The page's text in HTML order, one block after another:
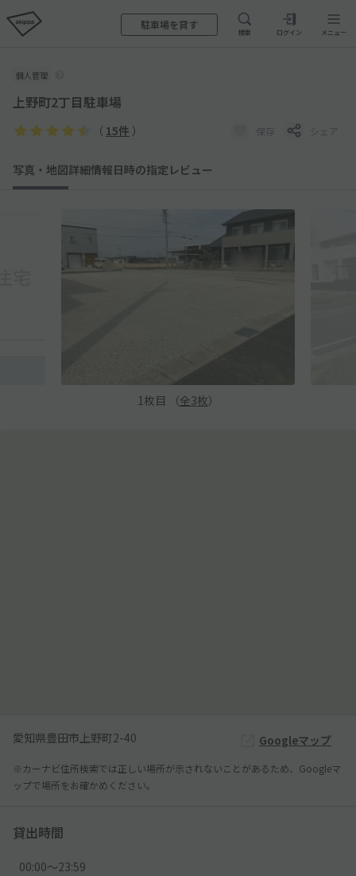
駐車場を貸す
検索 ログイン メニュー
個人管理
上野町2丁目駐車場
（ 15件 ） 保存 シェア
写真・地図詳細情報日時の指定 レビュー
1 枚目 （全3枚）
愛知県豊田市上野町2-40 Googleマップ
※カーナビ住所検索では正しい場所が示されないことがあるため、Googleマ
ップで場所をお確かめください。
貸出時間
00:00〜23:59